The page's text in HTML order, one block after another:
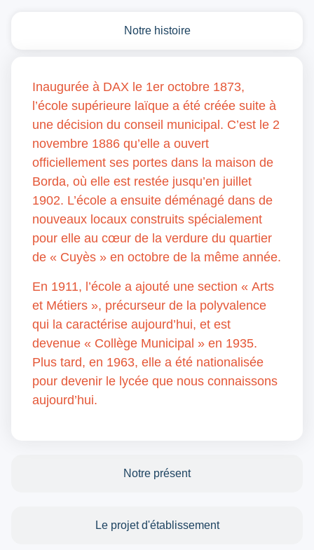
Notre histoire
Notre présent
Le projet d'établissement
Inaugurée à DAX le 1er octobre 1873,
l’école supérieure laïque a été créée suite à
une décision du conseil municipal. C’est le 2
novembre 1886 qu’elle a ouvert
officiellement ses portes dans la maison de
Borda, où elle est restée jusqu’en juillet
1902. L’école a ensuite déménagé dans de
nouveaux locaux construits spécialement
pour elle au cœur de la verdure du quartier
de « Cuyès » en octobre de la même année.
En 1911, l’école a ajouté une section « Arts
et Métiers », précurseur de la polyvalence
qui la caractérise aujourd’hui, et est
devenue « Collège Municipal » en 1935.
Plus tard, en 1963, elle a été nationalisée
pour devenir le lycée que nous connaissons
aujourd’hui.